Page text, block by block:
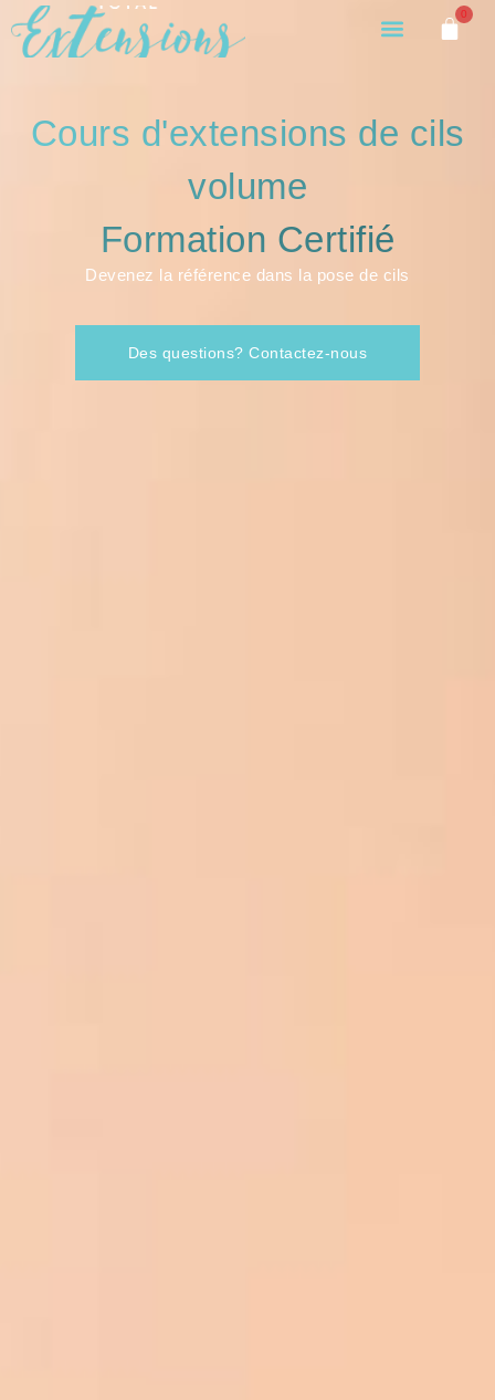
0
Cours d'extensions de cils
volume
Formation Certifié
Devenez la référence dans la pose de cils
Des questions? Contactez-nous